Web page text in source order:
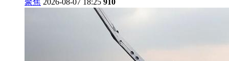
聚焦 2026-08-07 18:25 910